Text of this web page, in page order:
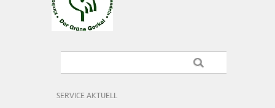
SERVICE AKTUELL